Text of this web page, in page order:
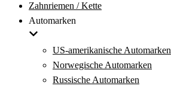
Zahnriemen / Kette
Automarken
US-amerikanische Automarken
Norwegische Automarken
Russische Automarken